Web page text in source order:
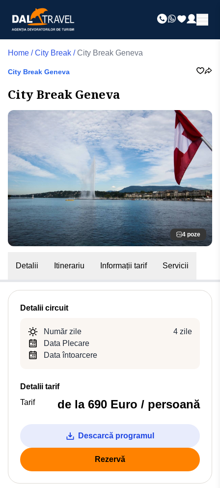
Home / City Break / City Break Geneva
City Break Geneva
City Break Geneva
4 poze
Detalii Itinerariu Informații tarif Servicii
Detalii circuit
Număr zile
4 zile
Data Plecare
Data întoarcere
Detalii tarif
Tarif
de la 690 Euro / persoană
Descarcă programul
Rezervă